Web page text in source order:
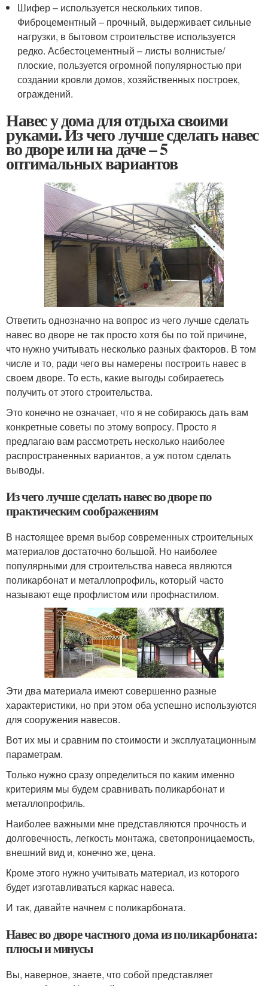
Шифер – используется нескольких типов.
Фиброцементный – прочный, выдерживает сильные
нагрузки, в бытовом строительстве используется
редко. Асбестоцементный – листы волнистые/
плоские, пользуется огромной популярностью при
создании кровли домов, хозяйственных построек,
ограждений.
Навес у дома для отдыха своими
руками. Из чего лучше сделать навес
во дворе или на даче – 5
оптимальных вариантов
Ответить однозначно на вопрос из чего лучше сделать
навес во дворе не так просто хотя бы по той причине,
что нужно учитывать несколько разных факторов. В том
числе и то, ради чего вы намерены построить навес в
своем дворе. То есть, какие выгоды собираетесь
получить от этого строительства.
Это конечно не означает, что я не собираюсь дать вам
конкретные советы по этому вопросу. Просто я
предлагаю вам рассмотреть несколько наиболее
распространенных вариантов, а уж потом сделать
выводы.
Из чего лучше сделать навес во дворе по
практическим соображениям
В настоящее время выбор современных строительных
материалов достаточно большой. Но наиболее
популярными для строительства навеса являются
поликарбонат и металлопрофиль, который часто
называют еще профлистом или профнастилом.
Эти два материала имеют совершенно разные
характеристики, но при этом оба успешно используются
для сооружения навесов.
Вот их мы и сравним по стоимости и эксплуатационным
параметрам.
Только нужно сразу определиться по каким именно
критериям мы будем сравнивать поликарбонат и
металлопрофиль.
Наиболее важными мне представляются прочность и
долговечность, легкость монтажа, светопроницаемость,
внешний вид и, конечно же, цена.
Кроме этого нужно учитывать материал, из которого
будет изготавливаться каркас навеса.
И так, давайте начнем с поликарбоната.
Навес во дворе частного дома из поликарбоната:
плюсы и минусы
Вы, наверное, знаете, что собой представляет